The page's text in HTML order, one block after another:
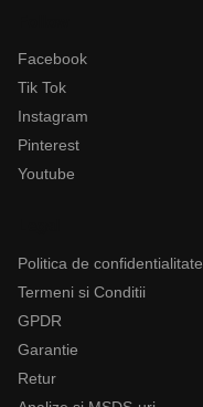
Facebook
Tik Tok
Instagram
Pinterest
Youtube
Politica de confidentialitate
Termeni si Conditii
GPDR
Garantie
Retur